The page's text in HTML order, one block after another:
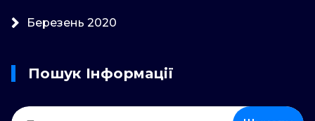
Березень 2020
Пошук Інформації
Пошук: